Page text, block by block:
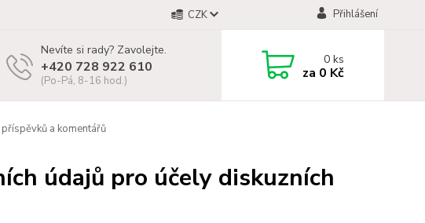
CZK Přihlášení
Nevíte si rady? Zavolejte.
+420 728 922 610
(Po-Pá, 8-16 hod.)
0ks
za 0 Kč
a komentářů
údajů pro účely diskuzních